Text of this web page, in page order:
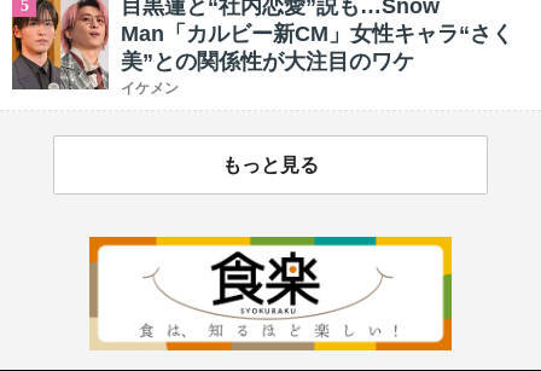
5
目黒蓮と“社内恋愛”説も…Snow
Man「カルビー新CM」女性キャラ“さく
美”との関係性が大注目のワケ
イケメン
もっと見る